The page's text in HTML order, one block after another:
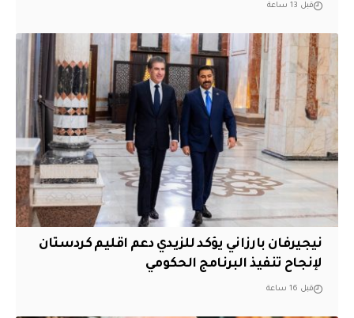
قبل 13 ساعة
نيجيرفان بارزاني يؤكد للزيدي دعم اقليم ‏كردستان
لإنجاح تنفيذ البرنامج الحكومي
قبل 16 ساعة